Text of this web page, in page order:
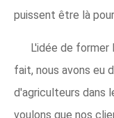
puissent être là
L'idée de
fait, nous avons eu
d'agriculteurs dans
voulons que nos